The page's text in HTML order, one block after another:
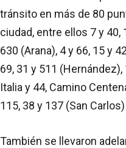
tránsito en más de 80
ciudad, entre ellos 7 y 40,
630 (Arana), 4 y 66, 15 y
69, 31 y 511 (Hernández),
Italia y 44, Camino
115, 38 y 137 (San
También se llevaron